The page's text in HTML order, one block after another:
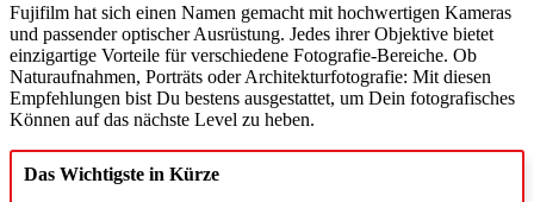
Fujifilm hat sich einen Namen gemacht mit hochwertigen Kameras
und passender optischer Ausrüstung. Jedes ihrer Objektive bietet
einzigartige Vorteile für verschiedene Fotografie-Bereiche. Ob
Naturaufnahmen, Porträts oder Architekturfotografie: Mit diesen
Empfehlungen bist Du bestens ausgestattet, um Dein fotografisches
Können auf das nächste Level zu heben.
Das Wichtigste in Kürze